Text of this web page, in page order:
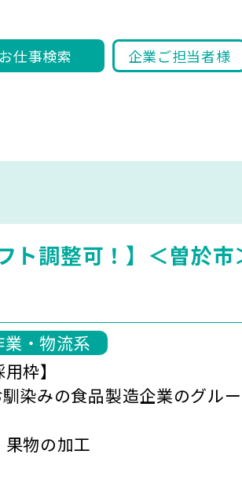
お仕事検索 企業ご担当者様
ト調整可！】＜曽於
・物流系
枠】
染みの食品製造企業のグル
果物の加工